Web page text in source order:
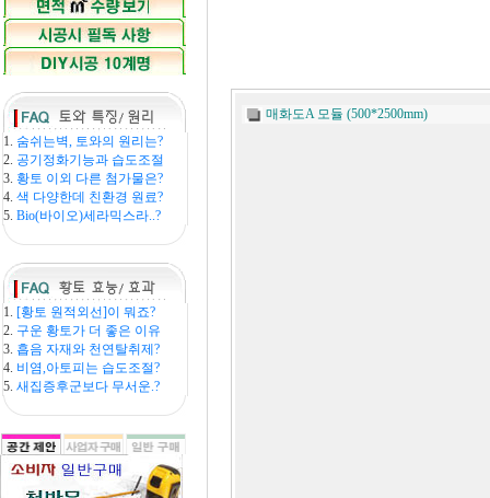
1. 숨쉬는벽, 토와의 원리는?
2. 공기정화기능과 습도조절
3.황토 이외 다른 첨가물은?
4.색 다양한데 친환경 원료?
5.Bio(바이오)세라믹스라..?
1. [황토 원적외선]이 뭐죠?
2. 구운 황토가 더 좋은 이유
3. 흡음 자재와 천연탈취제?
4. 비염,아토피는 습도조절?
5.새집증후군보다 무서운.?
매화도A 모듈 (500*2500mm)